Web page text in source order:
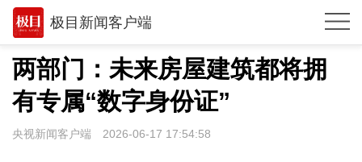
极目新闻客户端
推荐
体育
观点
两部门：未来房屋建筑都将拥
有专属“数字身份证”
央视新闻客户端 2026-06-17 17:54:58